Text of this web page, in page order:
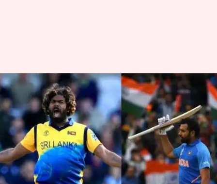
भारत बनाम श्रीलंका: जानिए दोनों
टीमों के पिछले पांच टी-20 मैचों में
क्या कुछ हुआ
लेखन Neeraj Pandey Jan 05, 2020 03:00 pm
क्या है खबर?
भारत और श्रीलंका के बीच तीन मैचों की टी-20 सीरीज़ का